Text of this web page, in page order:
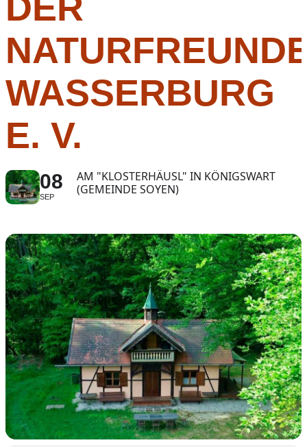
WASSERBURG
E. V.
08
SEP
AM "KLOSTERHÄUSL" IN KÖNIGSWART
(GEMEINDE SOYEN)